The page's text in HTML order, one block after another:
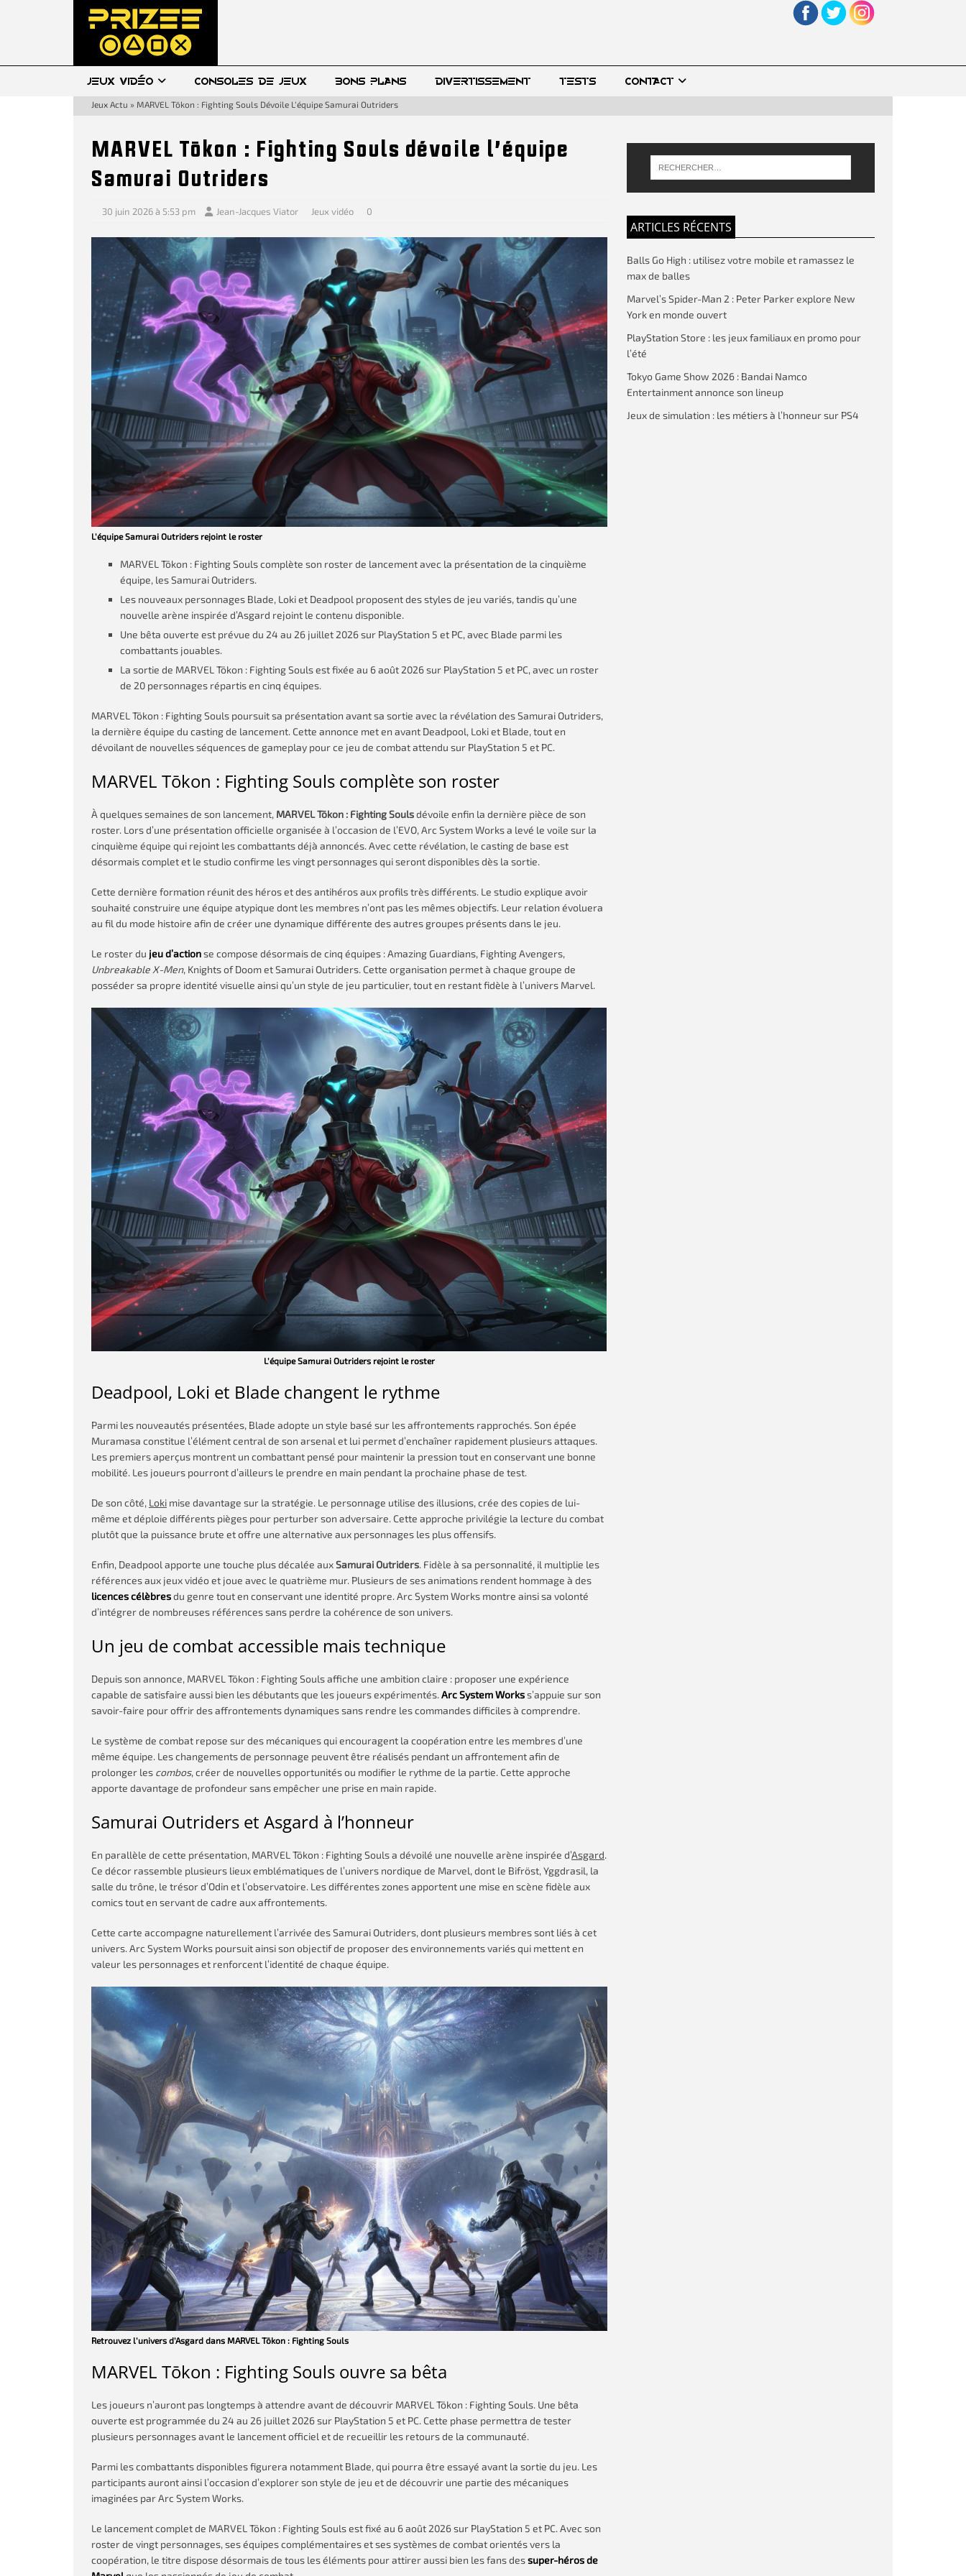
JEUX VIDÉO CONSOLES DE JEUX BONS PLANS DIVERTISSEMENT TESTS CONTACT
Jeux Actu » MARVEL Tōkon : Fighting Souls Dévoile L’équipe Samurai Outriders
MARVEL Tōkon : Fighting Souls dévoile l’équipe
Samurai Outriders
30 juin 2026 à 5:53 pm Jean-Jacques Viator Jeux vidéo 0
L’équipe Samurai Outriders rejoint le roster
MARVEL Tōkon : Fighting Souls complète son roster de lancement avec la présentation de la cinquième
équipe, les Samurai Outriders.
Les nouveaux personnages Blade, Loki et Deadpool proposent des styles de jeu variés, tandis qu’une
nouvelle arène inspirée d’Asgard rejoint le contenu disponible.
Une bêta ouverte est prévue du 24 au 26 juillet 2026 sur PlayStation 5 et PC, avec Blade parmi les
combattants jouables.
La sortie de MARVEL Tōkon : Fighting Souls est fixée au 6 août 2026 sur PlayStation 5 et PC, avec un roster
de 20 personnages répartis en cinq équipes.
MARVEL Tōkon : Fighting Souls poursuit sa présentation avant sa sortie avec la révélation des Samurai Outriders,
la dernière équipe du casting de lancement. Cette annonce met en avant Deadpool, Loki et Blade, tout en
dévoilant de nouvelles séquences de gameplay pour ce jeu de combat attendu sur PlayStation 5 et PC.
MARVEL Tōkon : Fighting Souls complète son roster
À quelques semaines de son lancement, MARVEL Tōkon : Fighting Soulsdévoile enfin la dernière pièce de son
roster. Lors d’une présentation officielle organisée à l’occasion de l’EVO, Arc System Works a levé le voile sur la
cinquième équipe qui rejoint les combattants déjà annoncés. Avec cette révélation, le casting de base est
désormais complet et le studio confirme les vingt personnages qui seront disponibles dès la sortie.
Cette dernière formation réunit des héros et des antihéros aux profils très différents. Le studio explique avoir
souhaité construire une équipe atypique dont les membres n’ont pas les mêmes objectifs. Leur relation évoluera
au fil du mode histoire afin de créer une dynamique différente des autres groupes présents dans le jeu.
Le roster du jeu d’actionse compose désormais de cinq équipes : Amazing Guardians, Fighting Avengers,
Unbreakable X-Men, Knights of Doom et Samurai Outriders. Cette organisation permet à chaque groupe de
posséder sa propre identité visuelle ainsi qu’un style de jeu particulier, tout en restant fidèle à l’univers Marvel.
L’équipe Samurai Outriders rejoint le roster
Deadpool, Loki et Blade changent le rythme
Parmi les nouveautés présentées, Blade adopte un style basé sur les affrontements rapprochés. Son épée
Muramasa constitue l’élément central de son arsenal et lui permet d’enchaîner rapidement plusieurs attaques.
Les premiers aperçus montrent un combattant pensé pour maintenir la pression tout en conservant une bonne
mobilité. Les joueurs pourront d’ailleurs le prendre en main pendant la prochaine phase de test.
De son côté, Loki mise davantage sur la stratégie. Le personnage utilise des illusions, crée des copies de lui-
même et déploie différents pièges pour perturber son adversaire. Cette approche privilégie la lecture du combat
plutôt que la puissance brute et offre une alternative aux personnages les plus offensifs.
Enfin, Deadpool apporte une touche plus décalée auxSamurai Outriders. Fidèle à sa personnalité, il multiplie les
références aux jeux vidéo et joue avec le quatrième mur. Plusieurs de ses animations rendent hommage à des
licences célèbresdu genre tout en conservant une identité propre. Arc System Works montre ainsi sa volonté
d’intégrer de nombreuses références sans perdre la cohérence de son univers.
Un jeu de combat accessible mais technique
Depuis son annonce, MARVEL Tōkon : Fighting Souls affiche une ambition claire : proposer une expérience
capable de satisfaire aussi bien les débutants que les joueurs expérimentés. Arc System Workss’appuie sur son
savoir-faire pour offrir des affrontements dynamiques sans rendre les commandes difficiles à comprendre.
Le système de combat repose sur des mécaniques qui encouragent la coopération entre les membres d’une
même équipe. Les changements de personnage peuvent être réalisés pendant un affrontement afin de
prolonger les combos, créer de nouvelles opportunités ou modifier le rythme de la partie. Cette approche
apporte davantage de profondeur sans empêcher une prise en main rapide.
Samurai Outriders et Asgard à l’honneur
En parallèle de cette présentation, MARVEL Tōkon : Fighting Souls a dévoilé une nouvelle arène inspirée d’Asgard.
Ce décor rassemble plusieurs lieux emblématiques de l’univers nordique de Marvel, dont le Bifröst, Yggdrasil, la
salle du trône, le trésor d’Odin et l’observatoire. Les différentes zones apportent une mise en scène fidèle aux
comics tout en servant de cadre aux affrontements.
Cette carte accompagne naturellement l’arrivée des Samurai Outriders, dont plusieurs membres sont liés à cet
univers. Arc System Works poursuit ainsi son objectif de proposer des environnements variés qui mettent en
valeur les personnages et renforcent l’identité de chaque équipe.
Retrouvez l’univers d’Asgard dans MARVEL Tōkon : Fighting Souls
MARVEL Tōkon : Fighting Souls ouvre sa bêta
Les joueurs n’auront pas longtemps à attendre avant de découvrir MARVEL Tōkon : Fighting Souls. Une bêta
ouverte est programmée du 24 au 26 juillet 2026 sur PlayStation 5 et PC. Cette phase permettra de tester
plusieurs personnages avant le lancement officiel et de recueillir les retours de la communauté.
Parmi les combattants disponibles figurera notamment Blade, qui pourra être essayé avant la sortie du jeu. Les
participants auront ainsi l’occasion d’explorer son style de jeu et de découvrir une partie des mécaniques
imaginées par Arc System Works.
Le lancement complet de MARVEL Tōkon : Fighting Souls est fixé au 6 août 2026 sur PlayStation 5 et PC. Avec son
roster de vingt personnages, ses équipes complémentaires et ses systèmes de combat orientés vers la
coopération, le titre dispose désormais de tous les éléments pour attirer aussi bien les fans dessuper-héros de
ARTICLES RÉCENTS
Balls Go High : utilisez votre mobile et ramassez le
max de balles
Marvel’s Spider-Man 2 : Peter Parker explore New
York en monde ouvert
PlayStation Store : les jeux familiaux en promo pour
l’été
Tokyo Game Show 2026 : Bandai Namco
Entertainment annonce son lineup
Jeux de simulation : les métiers à l’honneur sur PS4